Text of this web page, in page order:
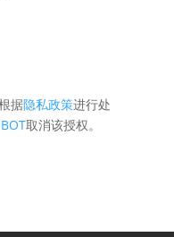
据隐私政策进行处
取消该授权。